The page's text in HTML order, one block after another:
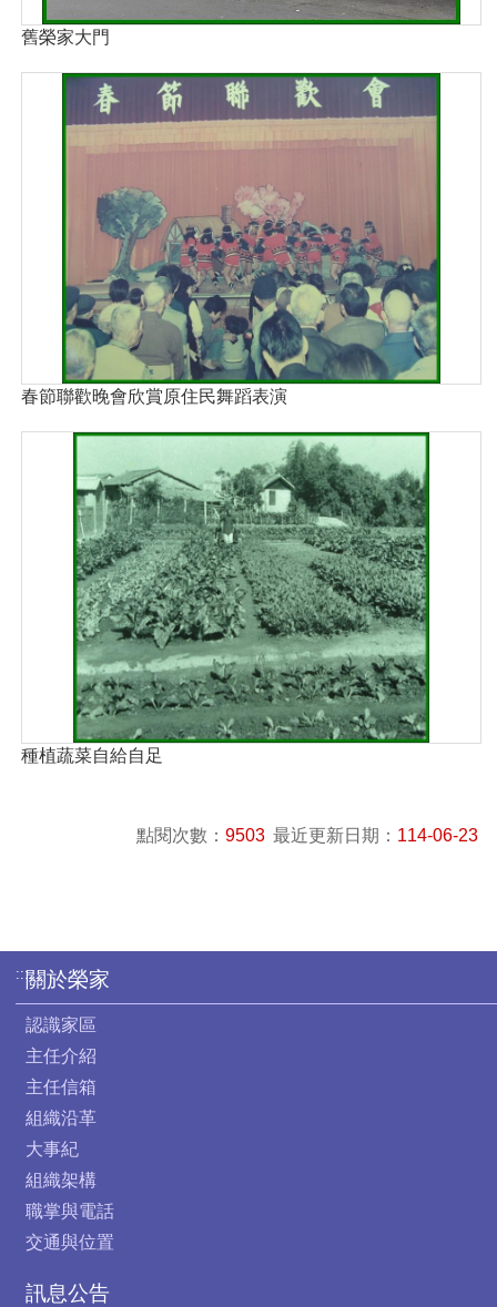
舊榮家大門
春節聯歡晚會欣賞原住民舞蹈表演
種植蔬菜自給自足
點閱次數： 9503 最近更新日期： 114-06-23
:::關於榮家
認識家區
主任介紹
主任信箱
組織沿革
大事紀
組織架構
職掌與電話
交通與位置
訊息公告